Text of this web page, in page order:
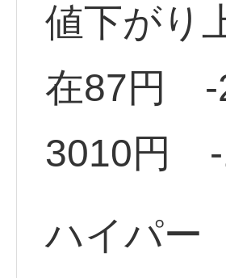
値下がり
在87円 -
3010円 -
ハイパ